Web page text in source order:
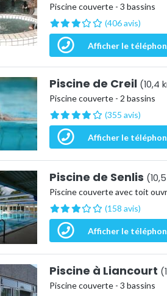
Piscine couverte - 3 bassins
(406 avis)
Afficher le
Piscine de Creil (10,4
Piscine couverte - 2 bassins
(355 avis)
Afficher le
Piscine de Senlis
Piscine couverte avec toit
(158 avis)
Afficher le
Piscine à Liancourt
Piscine couverte - 3 bassins